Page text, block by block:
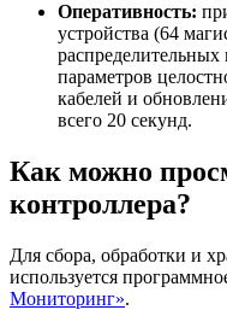
Оперативность:
устройства (64
параметров
кабелей и
всего 20 секунд.
Как можно
контроллера?
Для сбора, обработки и
используется
Мониторинг».